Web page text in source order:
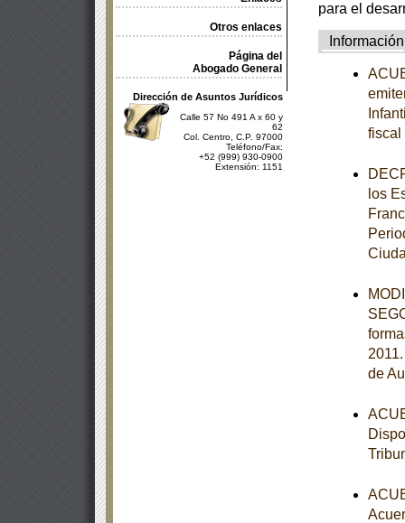
Otros enlaces
Página del
Abogado General
Dirección de Asuntos Jurídicos
Calle 57 No 491 A x 60 y
62
Col. Centro, C.P. 97000
Teléfono/Fax:
+52 (999) 930-0900
Extensión: 1151
para el
Información
fiscal
los
de